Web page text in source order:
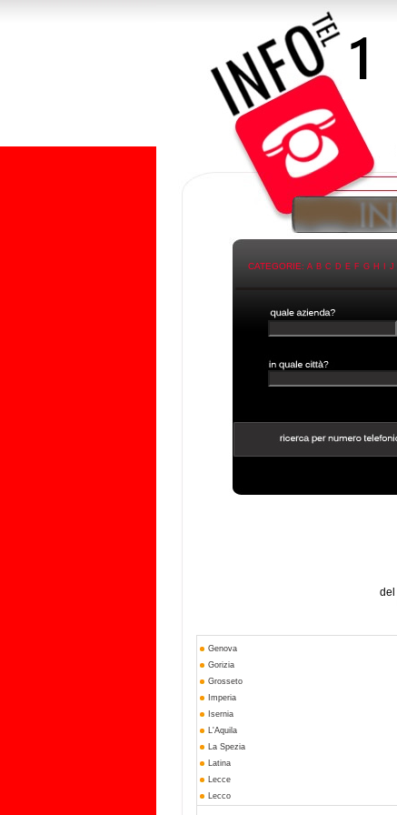
CATEGORIE: A B C D E F G H J
del
Genova
Gorizia
Grosseto
Imperia
Isernia
L'Aquila
La Spezia
Latina
Lecce
Lecco